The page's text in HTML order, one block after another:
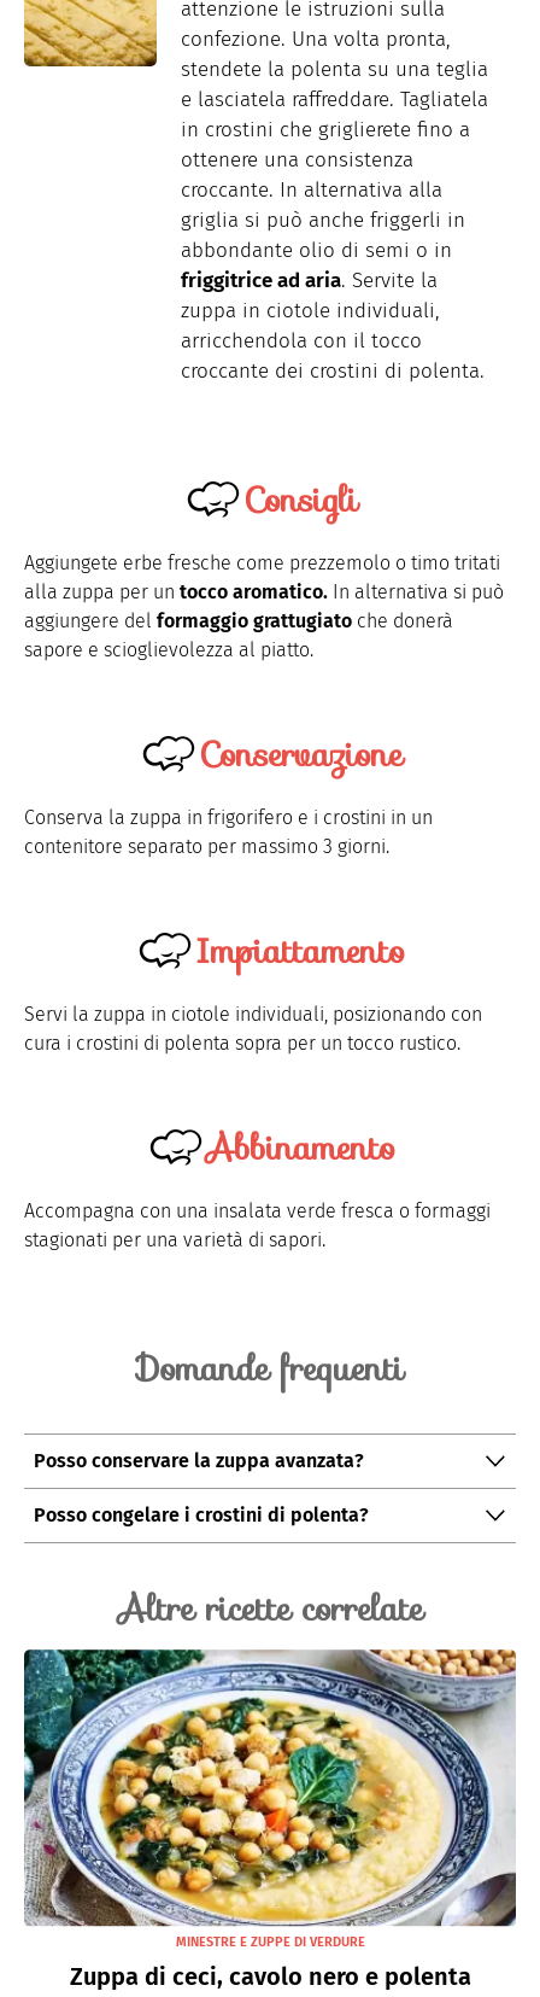
attenzione le istruzioni sulla
confezione. Una volta pronta,
stendete la polenta su una teglia
e lasciatela raffreddare. Tagliatela
in crostini che griglierete fino a
ottenere una consistenza
croccante. In alternativa alla
griglia si può anche friggerli in
abbondante olio di semi o in
friggitrice ad aria. Servite la
zuppa in ciotole individuali,
arricchendola con il tocco
croccante dei crostini di polenta.
Consigli
Aggiungete erbe fresche come prezzemolo o timo tritati
alla zuppa per un tocco aromatico. In alternativa si può
aggiungere del formaggio grattugiato che donerà
sapore e scioglievolezza al piatto.
Conservazione
Conserva la zuppa in frigorifero e i crostini in un
contenitore separato per massimo 3 giorni.
Impiattamento
Servi la zuppa in ciotole individuali, posizionando con
cura i crostini di polenta sopra per un tocco rustico.
Abbinamento
Accompagna con una insalata verde fresca o formaggi
stagionati per una varietà di sapori.
Domande frequenti
Posso conservare la zuppa avanzata?
Sì, conservala in frigorifero in un contenitore ermetico
per massimo 3 giorni.
Posso congelare i crostini di polenta?
preservarne la consistenza.
Altre ricette correlate
MINESTRE E ZUPPE DI VERDURE
Zuppa di ceci, cavolo nero e polenta